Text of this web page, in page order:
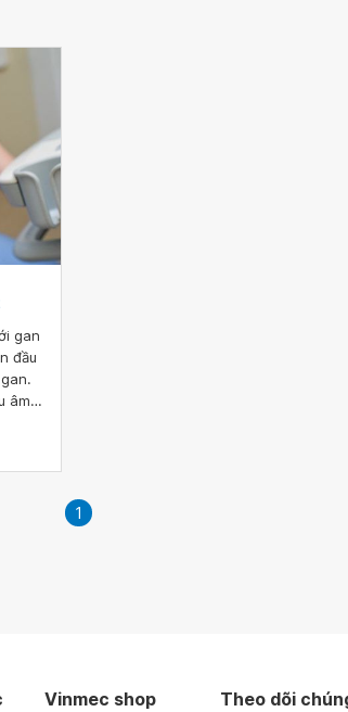
gan
đầu
âm,
đầu
1
Vinmec shop Theo dõi